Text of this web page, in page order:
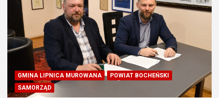
GMINA LIPNICA MUROWANA
POWIAT BOCHEŃSKI
SAMORZĄD